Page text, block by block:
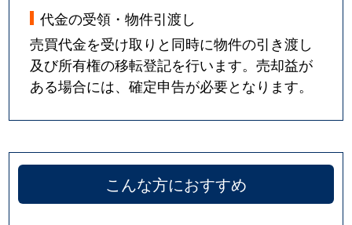
大字蓮花寺
1,600万円
大字蓮花寺
2,600万円 桑名
大字蓮花寺
1,000万円 蓮花寺
大字蓮花寺
400万円 蓮花寺 徒
代金の受領・物件引渡し
売買代金を受け取りと同時に物件の引き渡し
及び所有権の移転登記を行います。売却益が
ある場合には、確定申告が必要となります。
こんな方におすすめ